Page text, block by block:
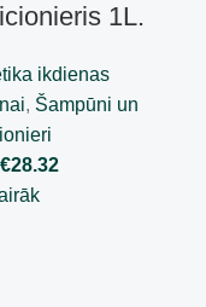
1L.
ikdienas
, Šampūni un
€28.32